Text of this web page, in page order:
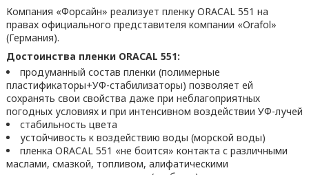
Компания «Форсайн» реализует пленку ORACAL 551 на
правах официального представителя компании «Orafol»
(Германия).
Достоинства пленки ORACAL 551:
продуманный состав пленки (полимерные
пластификаторы+УФ-стабилизаторы) позволяет ей
сохранять свои свойства даже при неблагоприятных
погодных условиях и при интенсивном воздействии УФ-лучей
стабильность цвета
устойчивость к воздействию воды (морской воды)
пленка ORACAL 551 «не боится» контакта с различными
маслами, смазкой, топливом, алифатическими